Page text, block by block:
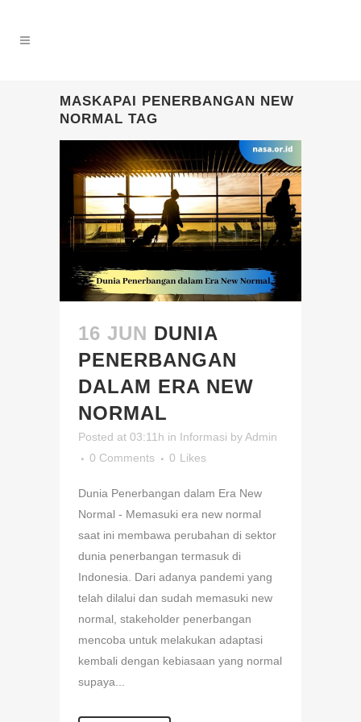
MASKAPAI PENERBANGAN NEW
NORMAL TAG
16 JUN DUNIA
PENERBANGAN
DALAM ERA NEW
NORMAL
Posted at 03:11h in Informasi byAdmin
0 Comments
0 Likes
Dunia Penerbangan dalam Era New
Normal - Memasuki era new normal
saat ini membawa perubahan di sektor
dunia penerbangan termasuk di
Indonesia. Dari adanya pandemi yang
telah dilalui dan sudah memasuki new
normal, stakeholder penerbangan
mencoba untuk melakukan adaptasi
kembali dengan kebiasaan yang normal
supaya...